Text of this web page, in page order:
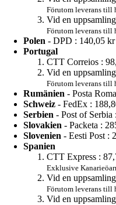
Förutom leverans till
Vid en
Förutom leverans till
Polen - DPD : 140,05 kr
Portugal
CTT Correios :
Vid en
Förutom leverans till
Rumänien - Posta
Schweiz - FedEx :
Serbien - Post of Serbia :
Slovakien - Packeta :
Slovenien - Eesti Post :
Spanien
CTT Express :
Exklusive
Vid en
Förutom leverans till
Vid en